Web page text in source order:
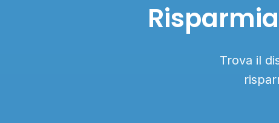
Trova il